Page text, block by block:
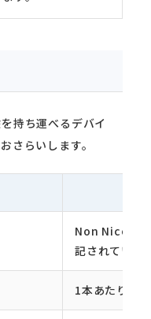
持ち運べるデバイ
さらいします。
Non
記されている
1本あたりの